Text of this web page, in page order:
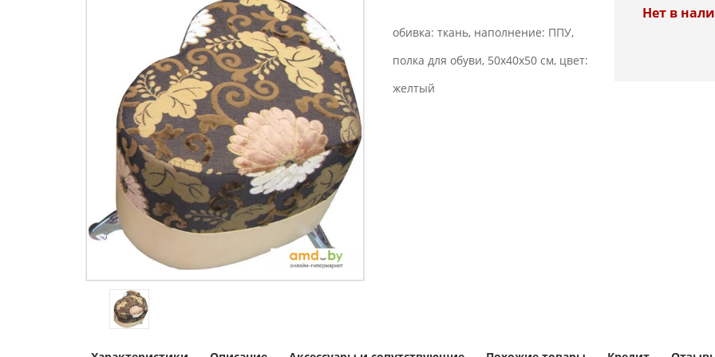
обивка: ткань, наполнение: ППУ,
полка для обуви, 50x40x50 см, цвет:
желтый
Нет в